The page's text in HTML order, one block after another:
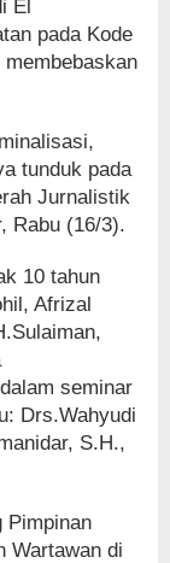
El
pada Kode
tunduk pada
Jurnalistik
Rabu (16/3).
10 tahun
Afrizal
seminar
Drs.Wahyudi
S.H.,
Pimpinan
Wartawan di